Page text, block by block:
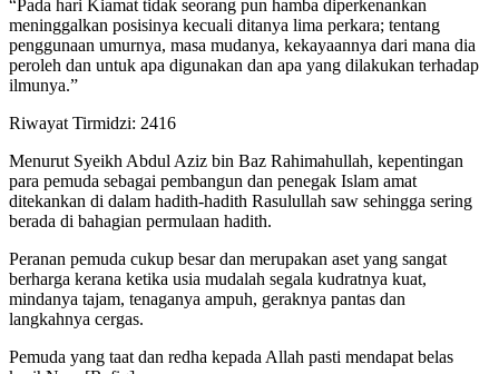
“Pada hari Kiamat tidak seorang pun hamba diperkenankan
meninggalkan posisinya kecuali ditanya lima perkara; tentang
penggunaan umurnya, masa mudanya, kekayaannya dari mana dia
peroleh dan untuk apa digunakan dan apa yang dilakukan terhadap
ilmunya.”
Riwayat Tirmidzi: 2416
Menurut Syeikh Abdul Aziz bin Baz Rahimahullah, kepentingan
para pemuda sebagai pembangun dan penegak Islam amat
ditekankan di dalam hadith-hadith Rasulullah saw sehingga sering
berada di bahagian permulaan hadith.
Peranan pemuda cukup besar dan merupakan aset yang sangat
berharga kerana ketika usia mudalah segala kudratnya kuat,
mindanya tajam, tenaganya ampuh, geraknya pantas dan
langkahnya cergas.
Pemuda yang taat dan redha kepada Allah pasti mendapat belas